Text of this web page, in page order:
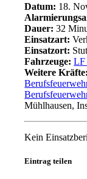
Datum: 18.
Dauer: 32
Einsatzart:
Einsatzort:
Fahrzeuge: LF
Weitere Kräfte:
Mühlhausen,
Kein
Eintrag teilen